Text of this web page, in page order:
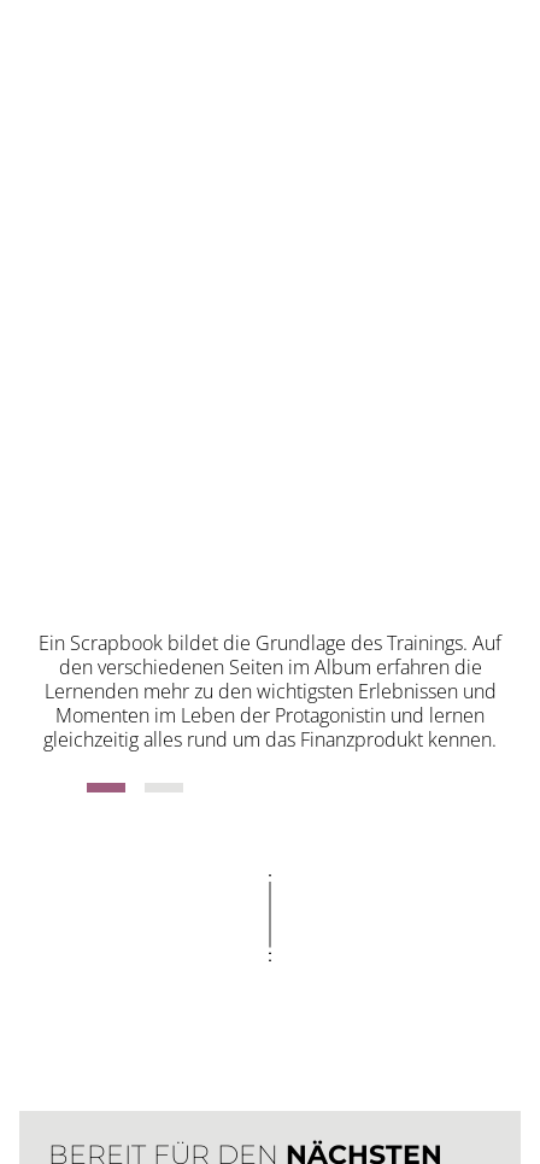
Ein Scrapbook bildet die Grundlage des Trainings. Auf
den verschiedenen Seiten im Album erfahren die
Lernenden mehr zu den wichtigsten Erlebnissen und
Momenten im Leben der Protagonistin und lernen
gleichzeitig alles rund um das Finanzprodukt kennen.
BEREIT FÜR DEN NÄCHSTEN